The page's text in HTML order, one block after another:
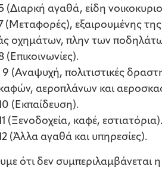
αγαθά, είδη
εξαιρουμένης της
οχημάτων, πλην των
(Αναψυχή, πολιτιστικές
αεροπλάνων και
(Εκπαίδευση).
(Ξενοδοχεία, καφέ, εστιατόρια).
(Άλλα αγαθά και υπηρεσίες).
ότι δεν συμπεριλαμβάνεται